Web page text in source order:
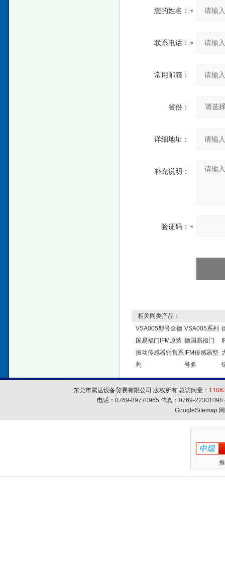
您的姓名：
联系电话：
常用邮箱：
省份：
详细地址：
补充说明：
验证码：
相关同类产品：
VSA005型号全德
国易福门IFM原装
振动传感器销售系
列
VSA005系列
德国易福门
IFM传感器型
号多
东莞市腾达设备贸易有限公司 版权所有 总访问量：
电话：0769-89770965 传真：0769-
GoogleSitemap网